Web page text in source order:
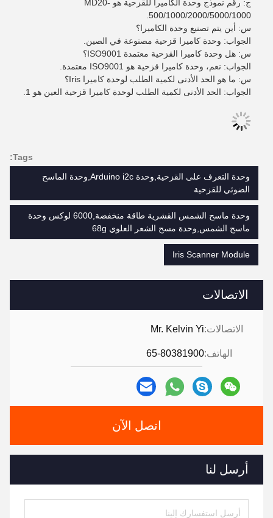
الاتصالات
الاتصالات:Mr. Kelvin Yi
الهاتف:65-80381900
اتصل الآن
أرسل لنا
ج: رقم نموذج وحدة الكاميرا للقزحية هو MD20-
500/1000/2000/5000/1000.
س: أين يتم تصنيع وحدة الكاميرا؟
الجواب: وحدة كاميرا قزحية مصنوعة في الصين.
س: هل وحدة كاميرا القزحية معتمدة ISO9001؟
الجواب: نعم، وحدة كاميرا قزحية هو ISO9001 معتمدة.
س: ما هو الحد الأدنى لكمية الطلب لوحدة كاميرا Iris؟
الجواب: الحد الأدنى لكمية الطلب لوحدة كاميرا قزحية العين هو 1.
Tags:
وحدة التعرف على القزحية,وحدة Arduino i2c,وحدة الماسح
الضوئي للقزحية
وحدة ماسح الشمس القشرية طاقة منخفضة,6000 لوكس وحدة
ماسح الشمس,وحدة مسح الشعر العلوي 68g
Iris Scanner Module